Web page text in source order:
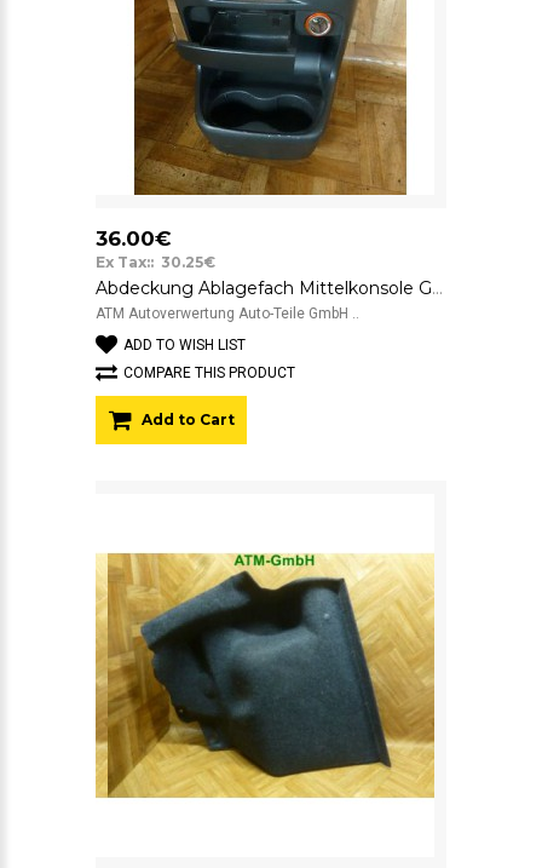
36.00€
Ex Tax:: 30.25€
Abdeckung Ablagefach Mittelkonsole Getränkehalter Fiat Punto 2 3 türig 225385
ATM Autoverwertung Auto-Teile GmbH ..
ADD TO WISH LIST
COMPARE THIS PRODUCT
Add to Cart